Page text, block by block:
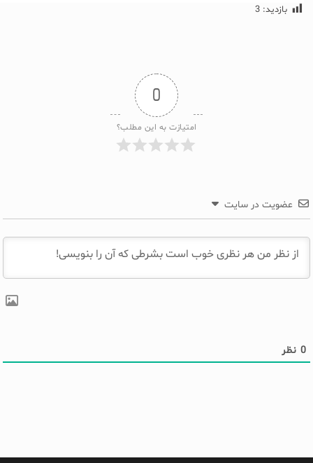
بازدید: 3
0
امتیازت به این مطلب؟
عضویت در سایت
0 نظر